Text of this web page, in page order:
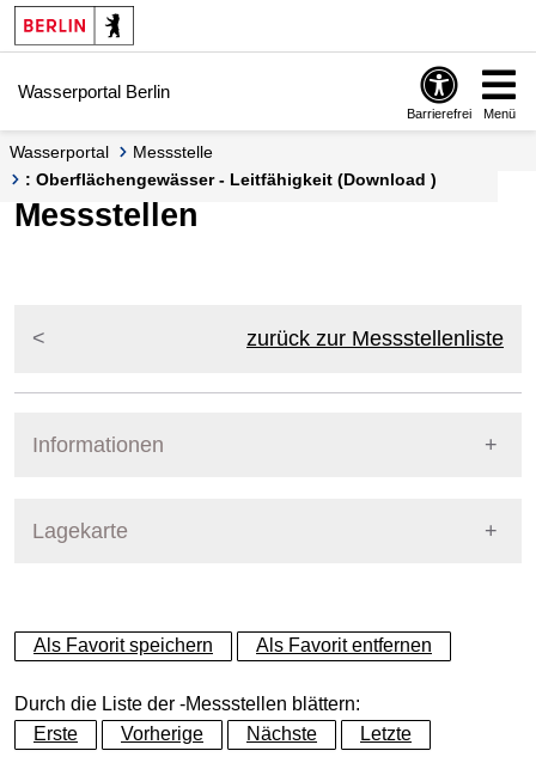
Springe zur Navigation
Springe zum Inhalt
Wasserportal Berlin
Barrierefrei Menü
Wasserportal
Messstelle
: Oberflächengewässer - Leitfähigkeit (Download )
Messstellen
zurück zur Messstellenliste
Informationen
Lagekarte
+
−
Als Favorit speichern Als Favorit entfernen
Durch die Liste der -Messstellen blättern:
Erste
Vorherige Nächste Letzte